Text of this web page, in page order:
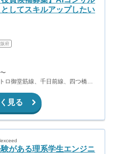
してスキルアップしたい
府
ロ御堂筋線、千日前線、四つ橋
見る
がある理系学生エンジニ